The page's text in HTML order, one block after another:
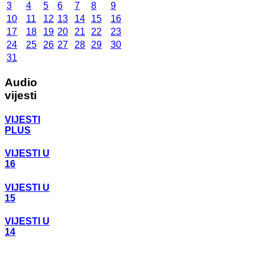
3
4 5 6 7 8
9
10
11 12 13 14 15
16
17
18 19 20 21 22
23
24
25 26 27 28 29
30
31
Audio
vijesti
VIJESTI
PLUS
VIJESTI U
16
VIJESTI U
15
VIJESTI U
14